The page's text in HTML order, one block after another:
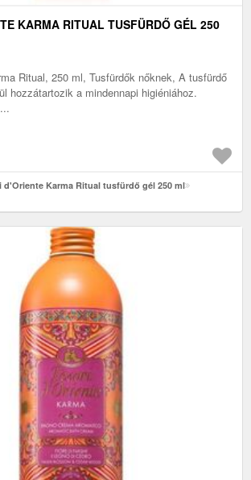
KARMA RITUAL TUSFÜRDŐ GÉL 250
Ritual, 250 ml, Tusfürdők nőknek, A tusfürdő
hozzátartozik a mindennapi higiéniához.
d'Oriente Karma Ritual tusfürdő gél 250 ml